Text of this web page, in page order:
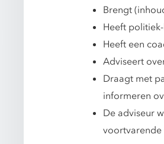
Brengt
Heeft
Heeft een
Adviseert
Draagt met
informeren
De adviseur
voortvarende